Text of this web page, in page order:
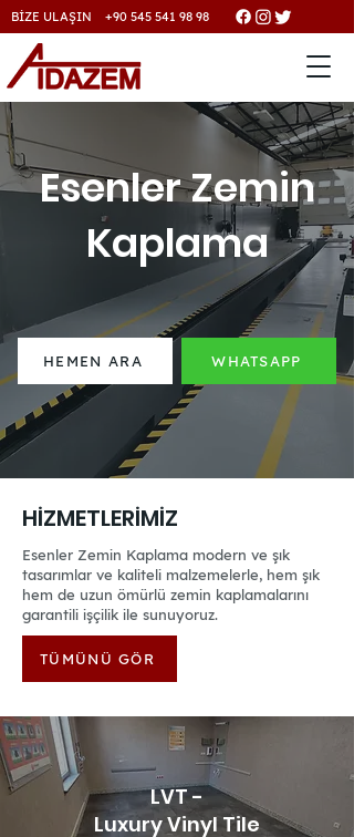
BİZE ULAŞIN +90 545 541 98 98
Esenler Zemin
Kaplama
HEMEN ARA WHATSAPP
HİZMETLERİMİZ
Esenler Zemin Kaplama modern ve şık
tasarımlar ve kaliteli malzemelerle, hem şık
hem de uzun ömürlü zemin kaplamalarını
garantili işçilik ile sunuyoruz.
TÜMÜNÜ GÖR
LVT -
Luxury Vinyl Tile